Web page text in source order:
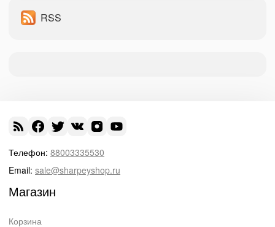
RSS
Телефон: 88003335530
Email: sale@sharpeyshop.ru
Магазин
Корзина